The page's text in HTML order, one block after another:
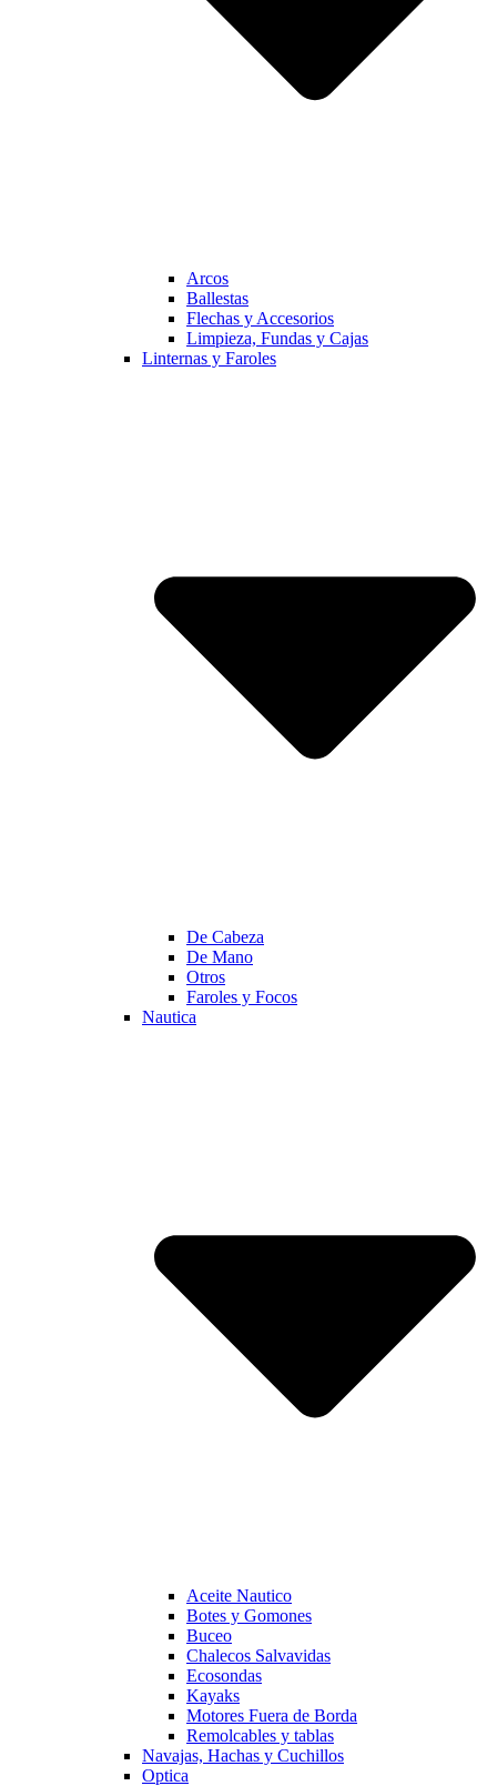
Arcos
Ballestas
Flechas y Accesorios
Limpieza, Fundas y Cajas
Linternas y Faroles
De Cabeza
De Mano
Otros
Faroles y Focos
Nautica
Aceite Nautico
Botes y Gomones
Buceo
Chalecos Salvavidas
Ecosondas
Kayaks
Motores Fuera de Borda
Remolcables y tablas
Navajas, Hachas y Cuchillos
Optica